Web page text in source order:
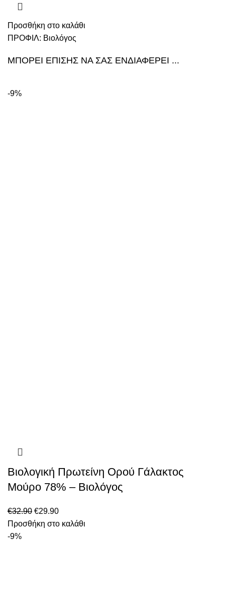
Προσθήκη στο καλάθι
ΠΡΟΦΙΛ: Βιολόγος
ΜΠΟΡΕΙ ΕΠΙΣΗΣ ΝΑ ΣΑΣ ΕΝΔΙΑΦΕΡΕΙ ...
-9%
Βιολογική Πρωτείνη Ορού Γάλακτος
Μούρο 78% – Βιολόγος
€32.90 €29.90
Προσθήκη στο καλάθι
-9%